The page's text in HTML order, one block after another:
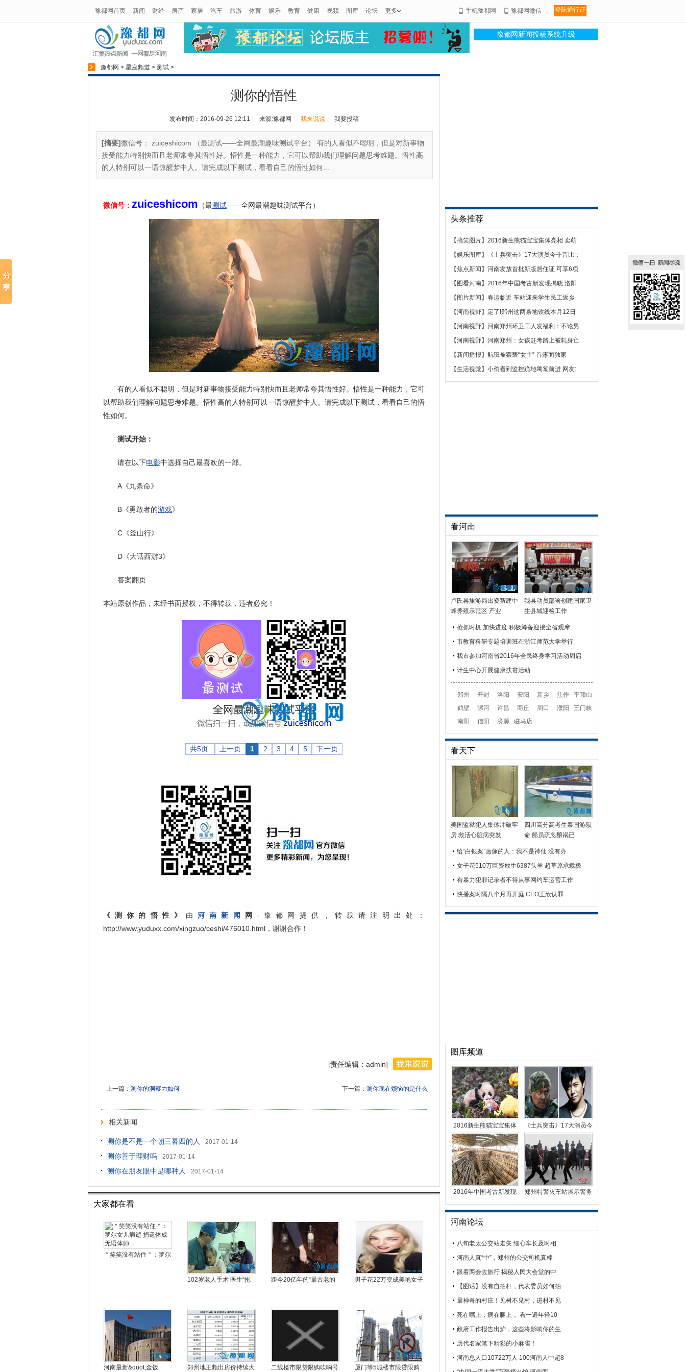
豫都网首页 新闻 财经 房产 家居 汽车 旅游 体育 娱乐 教育 健康 视频 图库 论坛 更多 手机豫都网 豫都网微信 登陆通行证
豫都网新闻投稿系统升级
豫都网 > 星座频道 > 测试 >
测你的悟性
发布时间：2016-09-26 12:11 来源:豫都网 我来说说 我要投稿
[摘要]微信号： zuiceshicom （最测试——全网最潮趣味测试平台） 有的人看似不聪明，但是对新事物
接受能力特别快而且老师常夸其悟性好。悟性是一种能力，它可以帮助我们理解问题思考难题。悟性高
的人特别可以一语惊醒梦中人。请完成以下测试，看看自己的悟性如何...
微信号： zuiceshicom （最测试——全网最潮趣味测试平台）
有的人看似不聪明，但是对新事物接受能力特别快而且老师常夸其悟性好。悟性是一种能力，它可
以帮助我们理解问题思考难题。悟性高的人特别可以一语惊醒梦中人。请完成以下测试，看看自己的悟
性如何。
测试开始：
请在以下电影中选择自己最喜欢的一部。
A《九条命》
B《勇敢者的游戏》
C《釜山行》
D《大话西游3》
答案翻页
本站原创作品，未经书面授权，不得转载，违者必究！
共5页: 上一页 1 2 3 4 5 下一页
《测你的悟性》 由河南新闻 网 -豫都网提供，转载请注明出处：
http://www.yuduxx.com/xingzuo/ceshi/476010.html，谢谢合作！
[责任编辑：admin]
下一篇： 测你现在烦恼的是什么
上一篇： 测你的洞察力如何
相关新闻
测你是不是一个朝三暮四的人 2017-01-14
测你善于理财吗 2017-01-14
测你在朋友眼中是哪种人 2017-01-14
大家都在看
＂笑笑没有站住＂：罗尔
102岁老人手术 医生“抱 距今20亿年的“最古老的 男子花22万变成美艳女子
河南最新&quot;金饭 郑州地王频出房价持续大 二线楼市限贷限购吹响号 厦门等5城楼市限贷限购
头条推荐
【搞笑图片】 2016新生熊猫宝宝集体亮相 卖萌
【娱乐图库】
《士兵突击》17大演员今非昔比：
【焦点新闻 】 河南发放首批新版居住证 可享6项
【 图看河南】 2016年中国考古新发现揭晓 洛阳
【 图片新闻 】 春运临近 车站迎来学生民工返乡
【河南视野】 定了!郑州这两条地铁线本月12日
【河南视野】 河南郑州环卫工人发福利：不论男
【河南视野】 河南郑州：女孩赶考路上被轧身亡
【新闻播报 】 航班被猥亵“女主” 首露面独家
【生活视觉】 小偷看到监控跪地匍匐前进 网友:
看河南
卢氏县旅游局出资帮建中
蜂养殖示范区 产业
我县动员部署创建国家卫
生县城迎检工作
抢抓时机 加快进度 积极筹备迎接全省观摩
市教育科研专题培训班在浙江师范大学举行
我市参加河南省2016年全民终身学习活动周启
计生中心开展健康扶贫活动
郑州 开封 洛阳 安阳 新乡 焦作
平顶山
鹤壁
漯河 许昌 商丘 周口 濮阳
三门峡
南阳
信阳 济源 驻马店
看天下
美国监狱犯人集体冲破牢
房 救活心脏病突发
四川高分高考生泰国游殒
命 船员疏忽酿祸已
给“白银案”画像的人：我不是神仙 没有办
女子花510万巨资放生6387头羊 超草原承载极
有暴力犯罪记录者不得从事网约车运营工作
快播案时隔八个月再开庭 CEO王欣认罪
图库频道
2016新生熊猫宝宝集体
亮相 卖萌拜年
《士兵突击》17大演员今
非昔比：宝强闹离婚
2016年中国考古新发现
郑州特警火车站展示警务
河南论坛
八旬老太公交站走失 细心车长及时相
河南人真“中”，郑州的公交司机真棒
跟着两会去旅行 揭秘人民大会堂的中
【图话】没有自拍杆，代表委员如何拍
最神奇的村庄！见树不见村，进村不见
死在嘴上，病在腿上， 看一遍年轻10
政府工作报告出炉，这些将影响你的生
历代名家笔下精彩的小麻雀！
河南总人口10722万人 100河南人中超8